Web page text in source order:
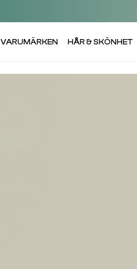
VARUMÄRKEN HÅR & SKÖNHET